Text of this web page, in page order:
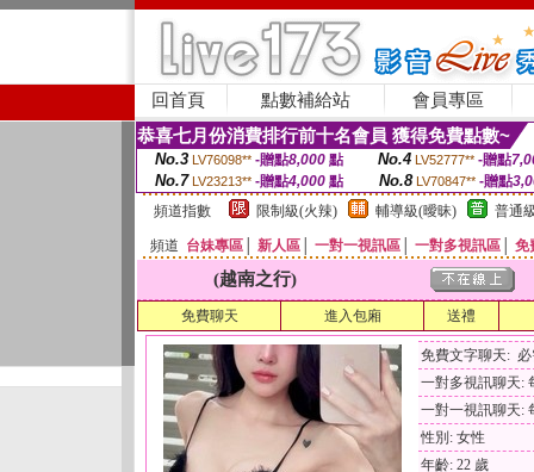
回首頁 點數補給站 會員專區
恭喜七月份消費排行前十名會員 獲得免費點數~
No.3 LV76098** -贈點8,000點 No.4 LV52777** -贈點
No.7 LV23213** -贈點4,000 點 No.8 LV70847** -贈點
頻道指數
限制級(火辣) 輔導級(曖昧) 普通
頻道 台妹專區 新人區 一對一視訊區 一對多視訊區 免
(越南之行)
免費聊天 進入包廂 送禮
免費文字聊天:
一對多視訊聊天:
一對一視訊聊天:
性別: 女性
年齡: 22 歲